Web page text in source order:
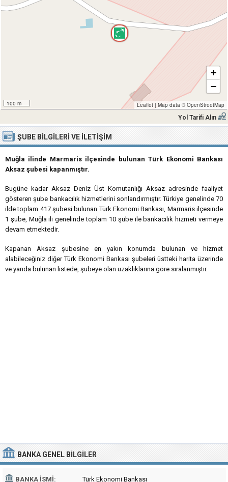
100 m
+
−
Leaflet | Map data ©OpenStreetMap
Yol Tarifi Alın
ŞUBE BILGILERI VE İLETIŞIM
Muğla ilinde Marmaris ilçesinde bulunan Türk Ekonomi Bankası
Aksaz şubesi kapanmıştır.
Bugüne kadar Aksaz Deniz Üst Komutanlığı Aksaz adresinde faaliyet
gösteren şube bankacılık hizmetlerini sonlandırmıştır. Türkiye genelinde 70
ilde toplam 417 şubesi bulunan Türk Ekonomi Bankası, Marmaris ilçesinde
1 şube, Muğla ili genelinde toplam 10 şube ile bankacılık hizmeti vermeye
devam etmektedir.
Kapanan Aksaz şubesine en yakın konumda bulunan ve hizmet
alabileceğiniz diğer Türk Ekonomi Bankası şubeleri üstteki harita üzerinde
ve yanda bulunan listede, şubeye olan uzaklıklarına göre sıralanmıştır.
BANKA GENEL BILGILER
BANKA İSMI: Türk Ekonomi Bankası